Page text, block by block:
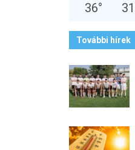
36° 31
További hírek